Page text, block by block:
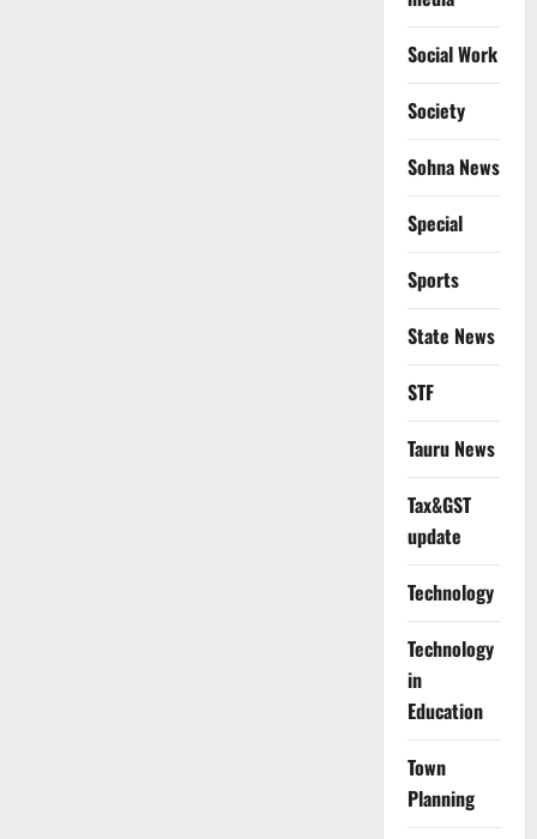
Social Work
Society
Sohna News
Special
Sports
State News
STF
Tauru News
Tax&GST
update
Technology
Technology
in
Education
Town
Planning